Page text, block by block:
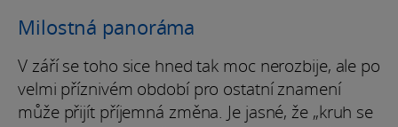
Milostná panoráma
V září se toho sice hned tak moc nerozbije, ale po
velmi příznivém období pro ostatní znamení
může přijít příjemná změna. Je jasné, že „kruh se